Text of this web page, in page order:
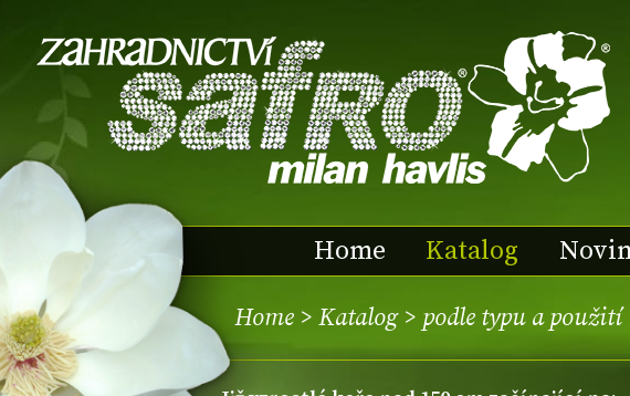
Home Katalog
Home > Katalog> podle typu a použití